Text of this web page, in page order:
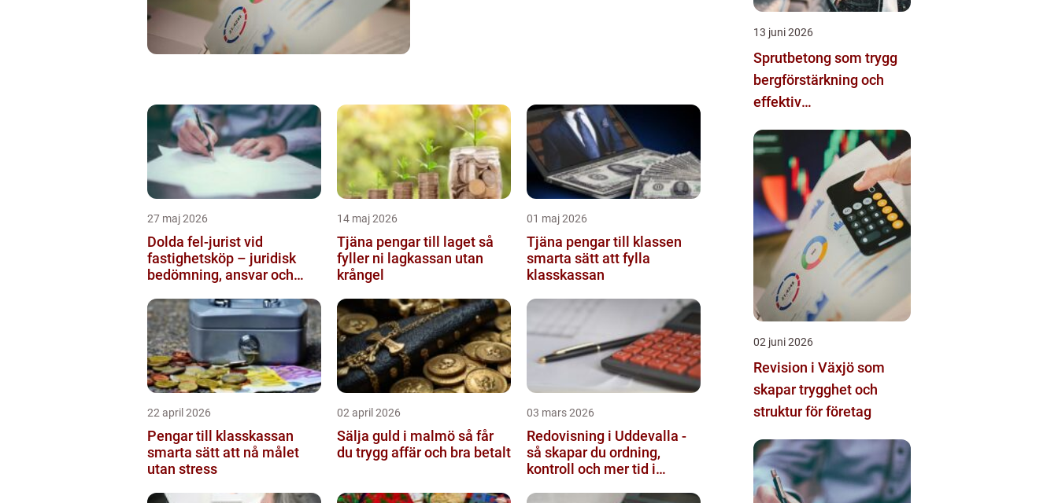
27 maj 2026
Dolda fel-jurist vid
fastighetsköp – juridisk
bedömning, ansvar och
tvister...
14 maj 2026
Tjäna pengar till laget så
fyller ni lagkassan utan
krångel
01 maj 2026
Tjäna pengar till klassen
smarta sätt att fylla
klasskassan
22 april 2026
Pengar till klasskassan
smarta sätt att nå målet
utan stress
02 april 2026
Sälja guld i malmö så får
du trygg affär och bra betalt
03 mars 2026
Redovisning i Uddevalla -
så skapar du ordning,
kontroll och mer tid i
13 juni 2026
Sprutbetong som trygg
bergförstärkning och
effektiv
02 juni 2026
Revision i Växjö som
skapar trygghet och
struktur för företag